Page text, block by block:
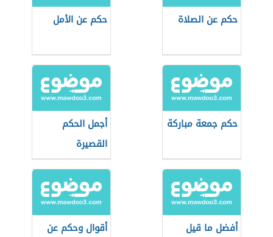
حكم عن الصلاة حكم عن الأمل
حكم جمعة مباركة
أجمل الحكم
القصيرة
أفضل ما قيل
أقوال وحكم عن